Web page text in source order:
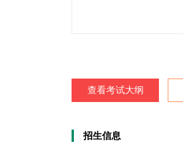
查看考试大纲
招生信息